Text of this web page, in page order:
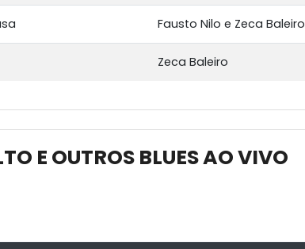
Fausto Nilo e Zeca Baleiro
Zeca Baleiro
E OUTROS BLUES AO VIVO